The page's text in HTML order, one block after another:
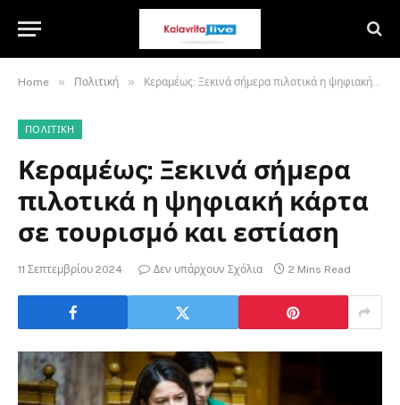
Home » Πολιτική » Κεραμέως: Ξεκινά σήμερα πιλοτικά η ψηφιακή κάρτα σε τουρισμό και εστίαση
ΠΟΛΙΤΙΚΉ
Κεραμέως: Ξεκινά σήμερα
πιλοτικά η ψηφιακή κάρτα
σε τουρισμό και εστίαση
11 Σεπτεμβρίου 2024 Δεν υπάρχουν Σχόλια 2 Mins Read